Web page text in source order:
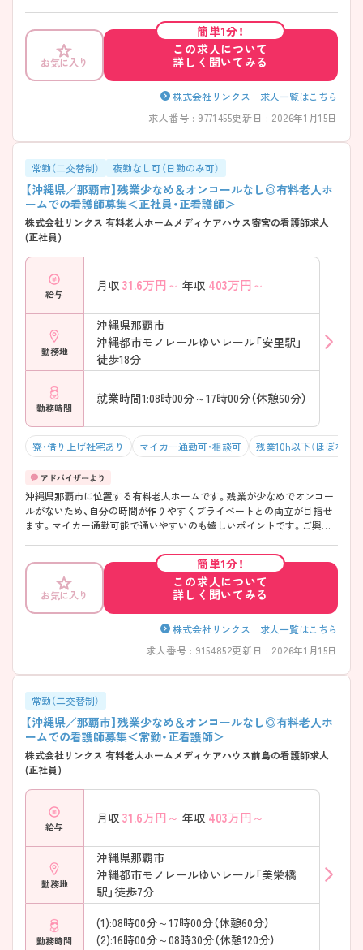
興味のある方には、面接対策ポイントなど、さらに詳細をお話しいたしま
すのでお気軽にご相談ください！
お気に入り
簡単1分！
この求人について
詳しく聞いてみる
株式会社リンクス 求人一覧はこちら
求人番号 : 9771455更新日 : 2026年1月15日
常勤（二交替制） 夜勤なし可（日勤のみ可）
【沖縄県／那覇市】残業少なめ＆オンコールなし◎有料老人ホ
ームでの看護師募集＜正社員・正看護師＞
株式会社リンクス 有料老人ホームメディケアハウス寄宮の看護師求人
(正社員)
給与
月収 31.6万円～ 年収 403万円～
勤務地
沖縄県那覇市
沖縄都市モノレールゆいレール「安里駅」
徒歩18分
勤務時間
就業時間1:08時00分～17時00分（休憩60分）
寮・借り上げ社宅あり マイカー通勤可・相談可 残業10h以下（ほぼなし）
沖縄県那覇市に位置する有料老人ホームです。残業が少なめでオンコー
ルがないため、自分の時間が作りやすくプライベートとの両立が目指せ
ます。マイカー通勤可能で通いやすいのも嬉しいポイントです。ご興味
お気に入り
簡単1分！
この求人について
詳しく聞いてみる
株式会社リンクス 求人一覧はこちら
求人番号 : 9154852更新日 : 2026年1月15日
常勤（二交替制）
【沖縄県／那覇市】残業少なめ＆オンコールなし◎有料老人ホ
ームでの看護師募集＜常勤・正看護師＞
株式会社リンクス 有料老人ホームメディケアハウス前島の看護師求人
(正社員)
給与
月収 31.6万円～ 年収 403万円～
勤務地
沖縄県那覇市
沖縄都市モノレールゆいレール「美栄橋
駅」徒歩7分
勤務時間
(1):08時00分～17時00分（休憩60分）
(2):16時00分～08時30分（休憩120分）